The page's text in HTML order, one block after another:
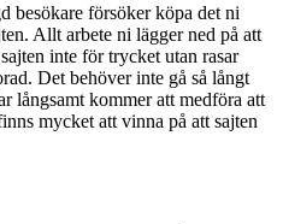
besökare försöker köpa det ni
Allt arbete ni lägger ned på att
inte för trycket utan rasar
Det behöver inte gå så långt
långsamt kommer att medföra att
mycket att vinna på att sajten